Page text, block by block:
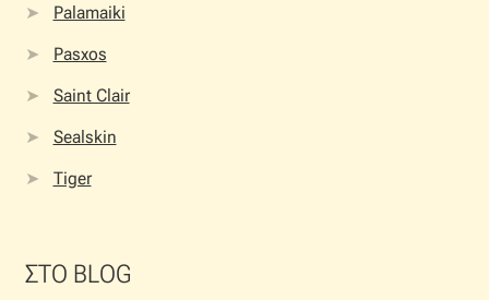
Palamaiki
Pasxos
Saint Clair
Sealskin
Tiger
ΣΤΟ BLOG